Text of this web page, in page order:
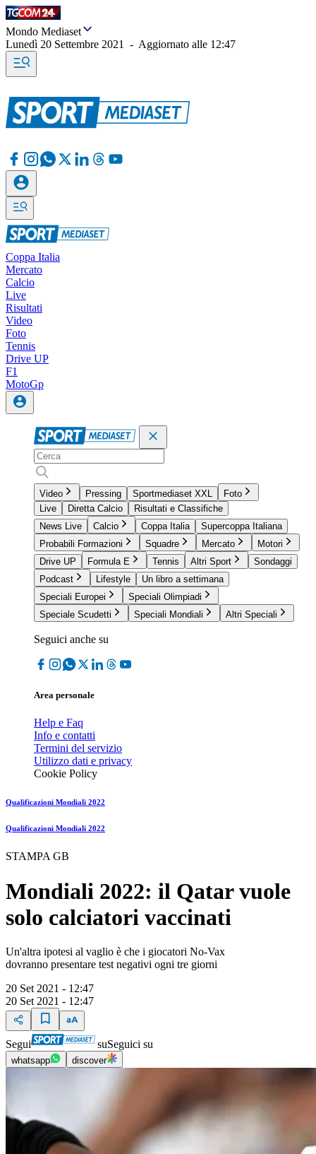
Mondo Mediaset
Lunedì 20 Settembre 2021
- Aggiornato alle 12:47
Coppa Italia
Mercato
Calcio
Live
Risultati
Video
Foto
Tennis
Drive UP
F1
MotoGp
Video Pressing Sportmediaset XXL
Foto
Live
Diretta Calcio
Risultati e Classifiche
News Live
Calcio Coppa Italia
Supercoppa Italiana
Probabili Formazioni
Squadre Mercato
Motori
Drive UP
Formula E Tennis Altri Sport
Sondaggi
Podcast
Lifestyle
Un libro a settimana
Speciali Europei
Speciali Olimpiadi
Speciale Scudetti
Speciali Mondiali Altri Speciali
Seguici anche su
Area personale
Help e Faq
Info e contatti
Termini del servizio
Utilizzo dati e privacy
Cookie Policy
Qualificazioni Mondiali 2022
Qualificazioni Mondiali 2022
STAMPA GB
Mondiali 2022: il Qatar vuole
solo calciatori vaccinati
Un'altra ipotesi al vaglio è che i giocatori No-Vax
dovranno presentare test negativi ogni tre giorni
20 Set 2021 - 12:47
20 Set 2021 - 12:47
Segui suSeguici su
whatsapp discover